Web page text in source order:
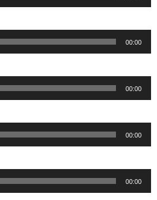
00:00
00:00
00:00
00:00